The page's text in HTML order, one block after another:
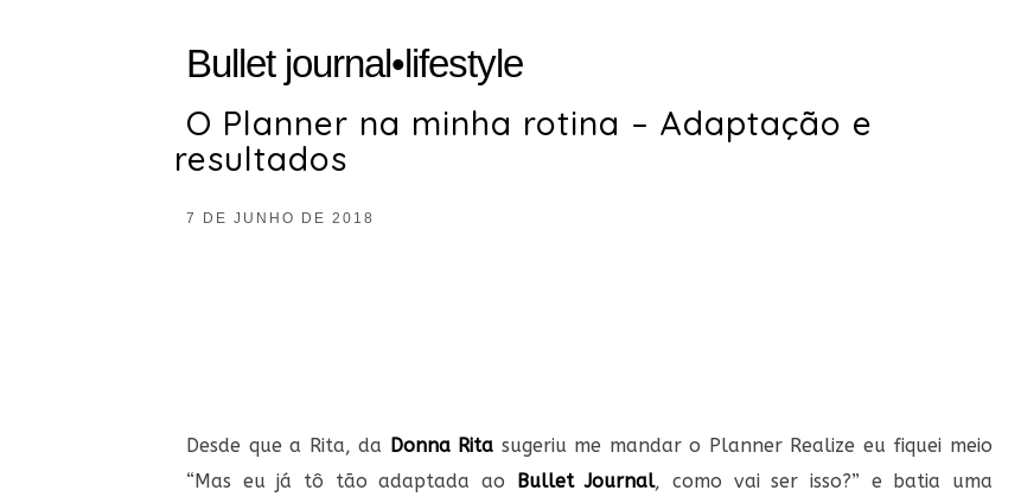
Bullet journal•lifestyle
O Planner na minha rotina – Adaptação e
resultados
7 DE JUNHO DE 2018
Desde que a Rita, da Donna Rita sugeriu me mandar o Planner Realize eu fiquei meio
“Mas eu já tô tão adaptada ao
Bullet Journal, como vai ser isso?” e batia uma